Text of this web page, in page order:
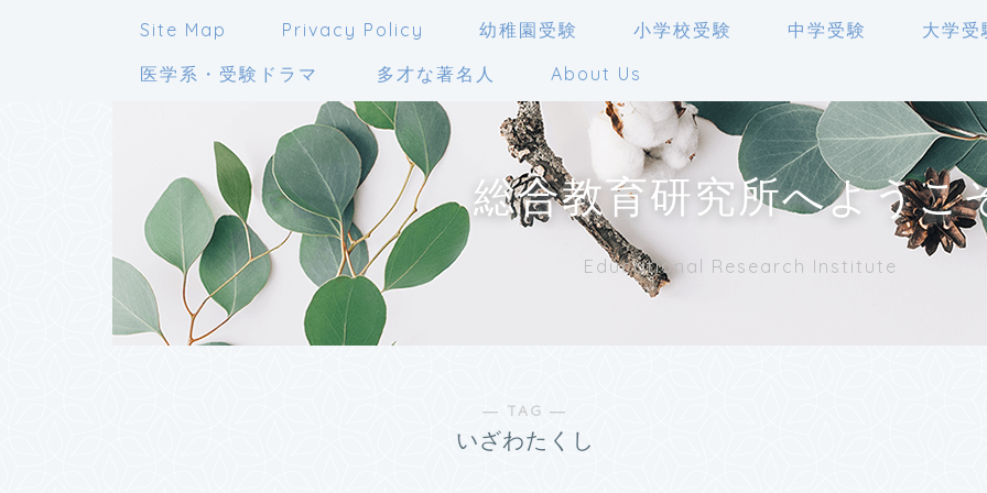
Site Map Privacy Policy 幼稚園受験 小学校受験 中学受験
大学受
医学系・受験ドラマ
多才な著名人 About Us
総合教育研究所へようこ
Educational Research Institute
― TAG ―
いざわたくし